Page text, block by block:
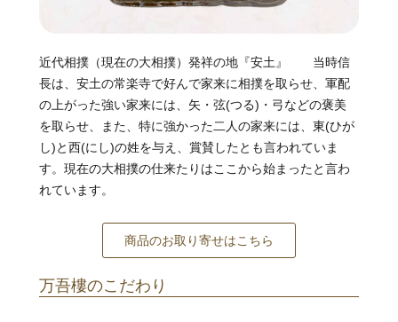
近代相撲（現在の大相撲）発祥の地『安土』 当時信
長は、安土の常楽寺で好んで家来に相撲を取らせ、軍配
の上がった強い家来には、矢・弦(つる)・弓などの褒美
を取らせ、また、特に強かった二人の家来には、東(ひが
し)と西(にし)の姓を与え、賞賛したとも言われていま
す。現在の大相撲の仕来たりはここから始まったと言わ
れています。
商品のお取り寄せはこちら
万吾樓のこだわり